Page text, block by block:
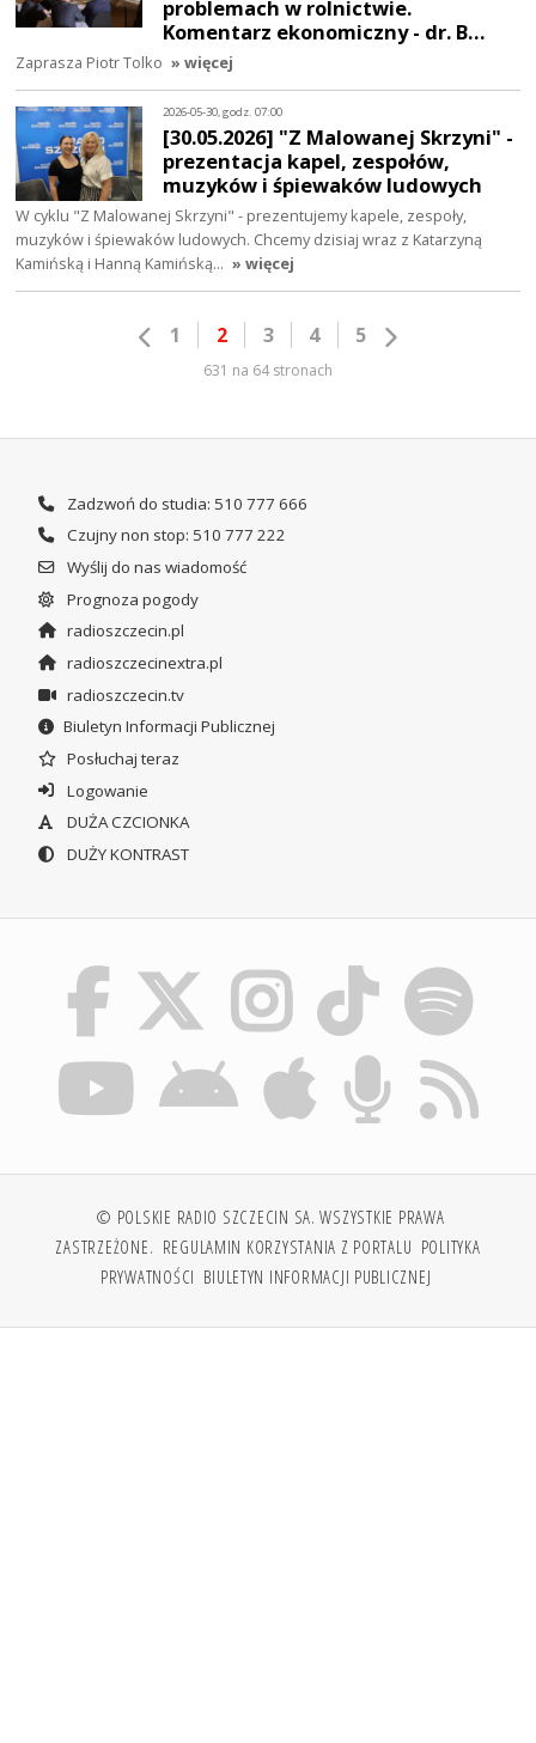
problemach w rolnictwie.
Komentarz ekonomiczny - dr. B…
Zaprasza Piotr Tolko » więcej
2026-05-30, godz. 07:00
[30.05.2026] "Z Malowanej Skrzyni" -
prezentacja kapel, zespołów,
muzyków i śpiewaków ludowych
W cyklu "Z Malowanej Skrzyni" - prezentujemy kapele, zespoły,
muzyków i śpiewaków ludowych. Chcemy dzisiaj wraz z Katarzyną
Kamińską i Hanną Kamińską… » więcej
1 2 3 4 5
631 na 64 stronach
Zadzwoń do studia: 510 777 666
Czujny non stop: 510 777 222
Wyślij do nas wiadomość
Prognoza pogody
radioszczecin.pl
radioszczecinextra.pl
radioszczecin.tv
Biuletyn Informacji Publicznej
Posłuchaj teraz
Logowanie
DUŻA CZCIONKA
DUŻY KONTRAST
© POLSKIE RADIO SZCZECIN SA. WSZYSTKIE PRAWA
ZASTRZEŻONE. REGULAMIN KORZYSTANIA Z PORTALU POLITYKA
PRYWATNOŚCI BIULETYN INFORMACJI PUBLICZNEJ